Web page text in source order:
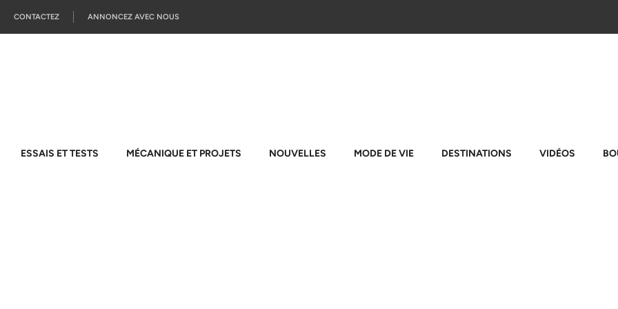
CONTACTEZ ANNONCEZ AVEC NOUS
ESSAIS ET TESTS MÉCANIQUE ET PROJETS NOUVELLES MODE DE VIE DESTINATIONS VIDÉOS